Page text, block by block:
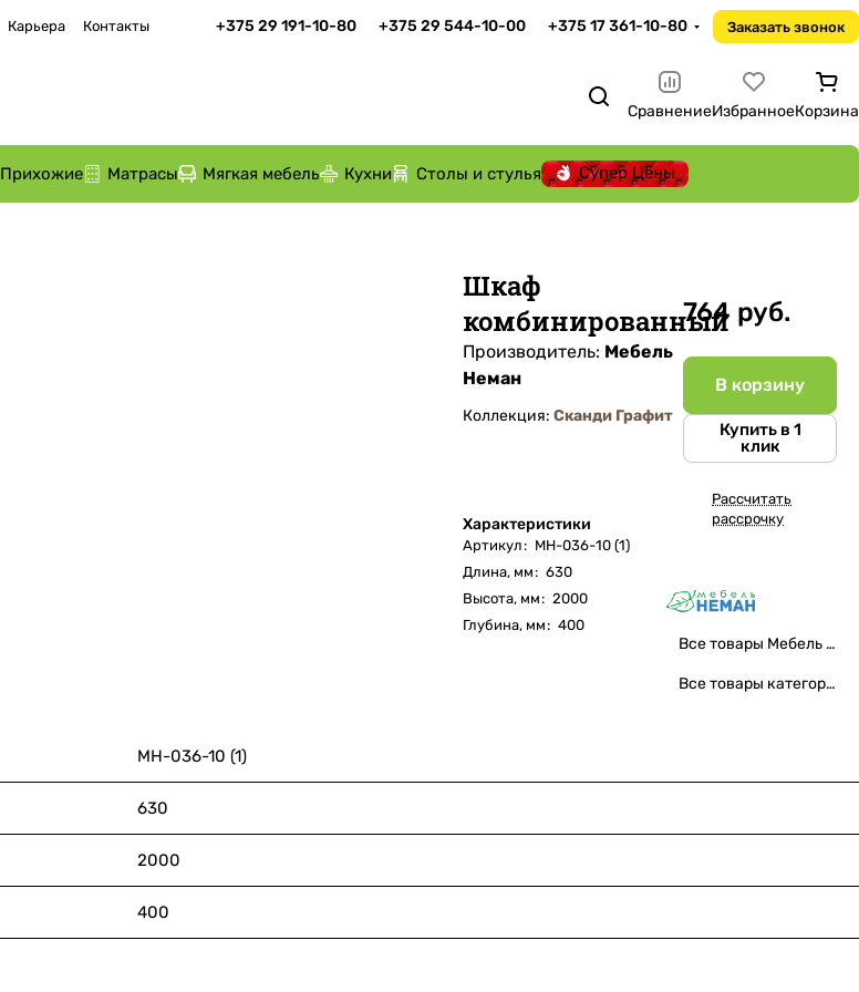
Карьера Контакты +375 29 191-10-80 +375 29 544-10-00 +375 17 361-10-80 Заказать звонок
СравнениеИзбранноеКорзина
Прихожие Матрасы Мягкая мебель Кухни Столы и стулья Супер Цены
Шкаф
комбинированный
Производитель: Мебель
Неман
Коллекция: Сканди Графит
Характеристики
Артикул: МН-036-10 (1)
Длина, мм: 630
Высота, мм: 2000
Глубина, мм: 400
764 руб.
В корзину
Купить в 1
клик
Рассчитать
рассрочку
Все товары Мебель Неман
Все товары категории
МН-036-10 (1)
630
2000
400